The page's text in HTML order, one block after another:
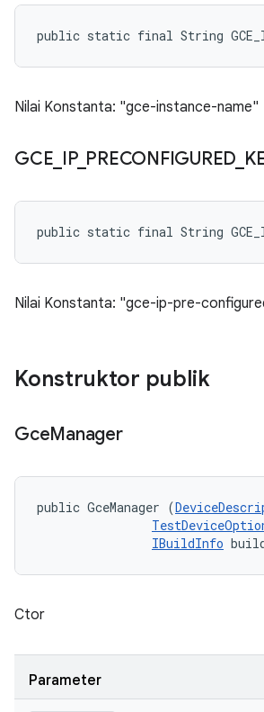
public static final String
Nilai Konstanta: "gce-instance-name"
GCE IP_ PRECONFIGURED
public static final String
Nilai Konstanta: "gce-ip-pre-
Konstruktor publik
GceManager
public GceManager (
IBuildInfo
Ctor
Parameter